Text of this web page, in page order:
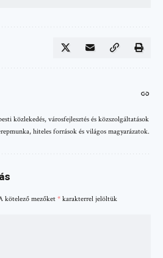
közlekedés, városfejlesztés és közszolgáltatások
hiteles források és világos magyarázatok.
kötelező mezőket * karakterrel jelöltük